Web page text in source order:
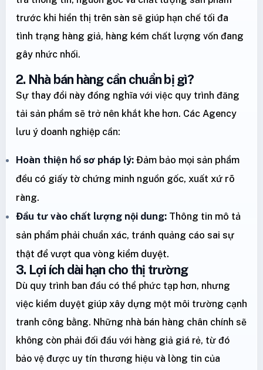
trước khi hiển thị trên sàn sẽ giúp hạn chế tối đa
tình trạng hàng giả, hàng kém chất lượng vốn đang
gây nhức nhối.
2. Nhà bán hàng cần chuẩn bị gì?
Sự thay đổi này đồng nghĩa với việc quy trình đăng
tải sản phẩm sẽ trở nên khắt khe hơn. Các Agency
lưu ý doanh nghiệp cần:
Hoàn thiện hồ sơ pháp lý: Đảm bảo mọi sản phẩm
đều có giấy tờ chứng minh nguồn gốc, xuất xứ rõ
ràng.
Đầu tư vào chất lượng nội dung: Thông tin mô tả
sản phẩm phải chuẩn xác, tránh quảng cáo sai sự
thật để vượt qua vòng kiểm duyệt.
3. Lợi ích dài hạn cho thị trường
Dù quy trình ban đầu có thể phức tạp hơn, nhưng
việc kiểm duyệt giúp xây dựng một môi trường cạnh
tranh công bằng. Những nhà bán hàng chân chính sẽ
không còn phải đối đầu với hàng giả giá rẻ, từ đó
bảo vệ được uy tín thương hiệu và lòng tin của